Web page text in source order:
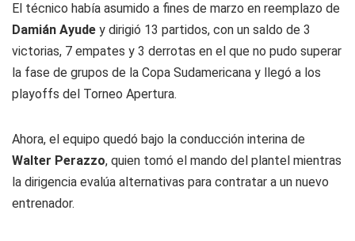
El técnico había asumido a fines de marzo en reemplazo de
Damián Ayude y dirigió 13 partidos, con un saldo de 3
victorias, 7 empates y 3 derrotas en el que no pudo superar
la fase de grupos de la Copa Sudamericana y llegó a los
playoffs del Torneo Apertura.
Ahora, el equipo quedó bajo la conducción interina de
Walter Perazzo, quien tomó el mando del plantel mientras
la dirigencia evalúa alternativas para contratar a un nuevo
entrenador.